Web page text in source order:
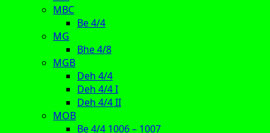
MBC
Be 4/4
MG
Bhe 4/8
MGB
Deh 4/4
Deh 4/4 I
Deh 4/4 II
MOB
Be 4/4 1006 – 1007